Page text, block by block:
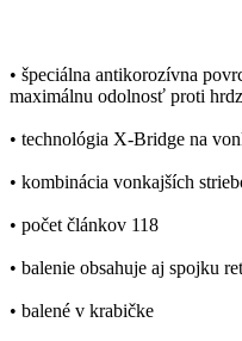
• špeciálna antikorozívna
maximálnu odolnosť proti
• technológia X-Bridge na
• kombinácia vonkajších
• počet článkov 118
• balenie obsahuje aj spojku
• balené v krabičke